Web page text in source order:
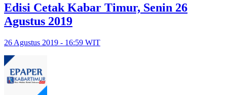
Edisi Cetak Kabar Timur, Senin 26
Agustus 2019
26 Agustus 2019 - 16:59 WIT